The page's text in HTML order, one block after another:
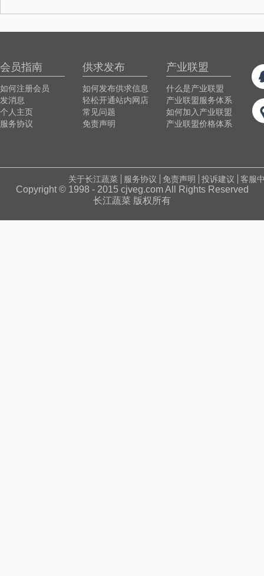
会员指南
如何注册会员
发消息
个人主页
服务协议
供求发布
如何发布供求信息
轻松开通站内网店
常见问题
免责声明
产业联盟
什么是产业联盟
产业联盟服务体系
如何加入产业联盟
产业联盟价格体系
关于长江蔬菜 服务协议 免责声明 投诉建议 客服
Copyright © 1998 - 2015 cjveg.com All Rights Reserved
长江蔬菜 版权所有